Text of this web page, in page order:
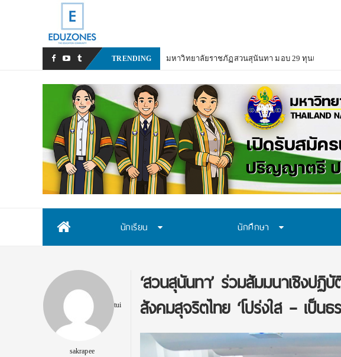
TRENDING มหาวิทยาลัยราชภัฏสวนสุนันทา มอบ 29 ทุนแบบต่อ
นักเรียน นักศึกษา
tui
sakrapee
‘สวนสุนันทา’ ร่วมสัมมนาเชิงปฏิ
สังคมสุจริตไทย ‘โปร่งใส – เป็นธ